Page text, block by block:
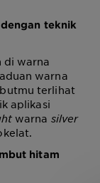
teknik
di warna
warna
terlihat
aplikasi
warna silver
hitam